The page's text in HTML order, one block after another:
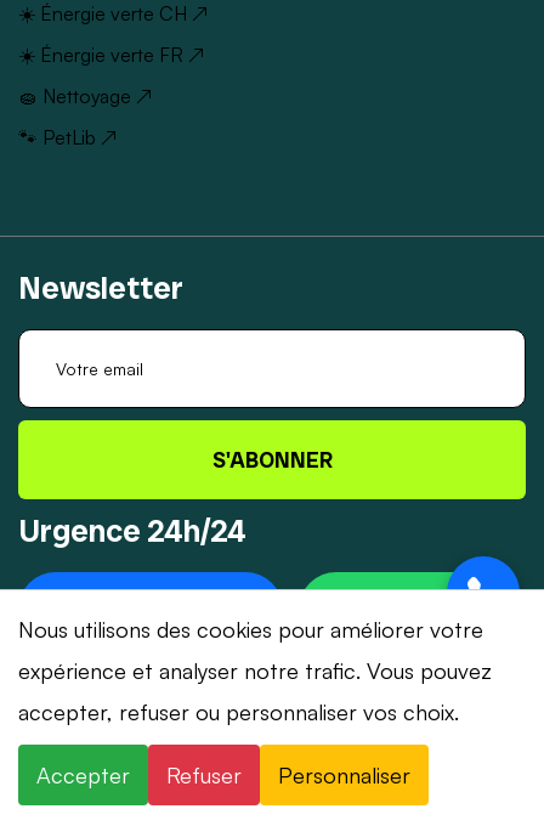
☀️ Énergie verte CH ↗
☀️ Énergie verte FR ↗
🧽 Nettoyage ↗
🐾 PetLib ↗
Newsletter
S'ABONNER
Urgence 24h/24
© 2026 Dépannage-Serrurier.ch - Tous droits
réservés | Suisse romande
Nous utilisons des cookies pour améliorer votre
expérience et analyser notre trafic. Vous pouvez
accepter, refuser ou personnaliser vos choix.
Accepter Refuser Personnaliser